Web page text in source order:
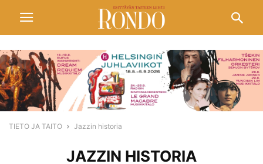
TIETO JA TAITO Jazzin historia
JAZZIN HISTORIA